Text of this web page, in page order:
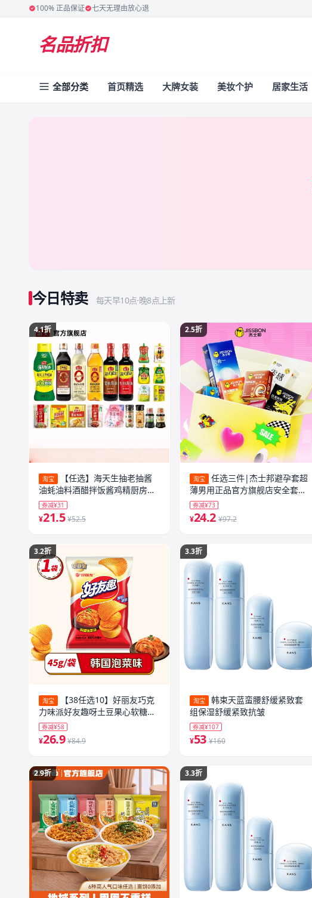
100% 正品保证 七天无理由放心退
名品折扣
全部分类 首页精选 大牌女装 美妆个护 居家生活
今日特卖 每天早10点·晚8点上新
4.1折
淘宝
【任选】海天生抽老抽酱
油蚝油料酒醋拌饭酱鸡精厨房调
味料
券减¥31
¥21.5 ¥52.5
3.2折
淘宝
【38任选10】好丽友巧克
力味派好友趣呀土豆果心软糖薯
愿片零食
券减¥58
¥26.9 ¥84.9
2.9折
2.5折
淘宝
任选三件|杰士邦避孕套超
薄男用正品官方旗舰店安全套减
【专享】
券减¥73
¥24.2 ¥97.2
3.3折
淘宝
韩束天蓝蛮腰舒缓紧致套
组保湿舒缓紧致抗皱
券减¥107
¥53 ¥160
3.3折